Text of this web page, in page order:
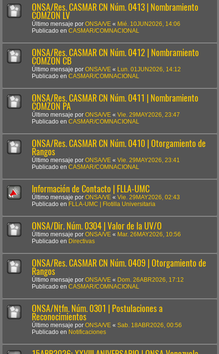
ONSA/Res. CASMAR CN Núm. 0413 | Nombramiento
COMZON LV
Último mensaje por ONSA/VE « Mié. 10JUN2026, 14:06
Publicado en CASMAR/COMNACIONAL
ONSA/Res. CASMAR CN Núm. 0412 | Nombramiento
COMZON CB
Último mensaje por ONSA/VE «
Lun. 01JUN2026, 14:12
Publicado en CASMAR/COMNACIONAL
ONSA/Res. CASMAR CN Núm. 0411 | Nombramiento
COMZON PA
Último mensaje por ONSA/VE « Vie. 29MAY2026, 23:47
Publicado en CASMAR/COMNACIONAL
ONSA/Res. CASMAR CN Núm. 0410 | Otorgamiento de
Rangos
Último mensaje por ONSA/VE « Vie. 29MAY2026, 23:41
Publicado en CASMAR/COMNACIONAL
Información de Contacto | FLLA-UMC
Último mensaje por ONSA/VE « Vie. 29MAY2026, 02:43
Publicado en FLLA-UMC | Flotilla Universitaria
ONSA/Dir. Núm. 0304 | Valor de la UV/O
Último mensaje por ONSA/VE « Mar. 26MAY2026, 10:56
Publicado en Directivas
ONSA/Res. CASMAR CN Núm. 0409 | Otorgamiento de
Rangos
Último mensaje por ONSA/VE « Dom. 26ABR2026, 17:12
Publicado en CASMAR/COMNACIONAL
ONSA/Ntfn. Núm. 0301 | Postulaciones a
Reconocimientos
Último mensaje por ONSA/VE « Sab. 18ABR2026, 00:56
Publicado en Notificaciones